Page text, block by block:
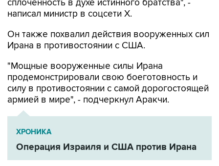
Он также похвалил действия вооруженных сил
"Мощные вооруженные силы Ирана
силу в противостоянии с самой дорогостоящей
армией в мире", - подчеркнул Аракчи.
ХРОНИКА
Операция Израиля и США против Ирана
США Иран Аббас Аракчи